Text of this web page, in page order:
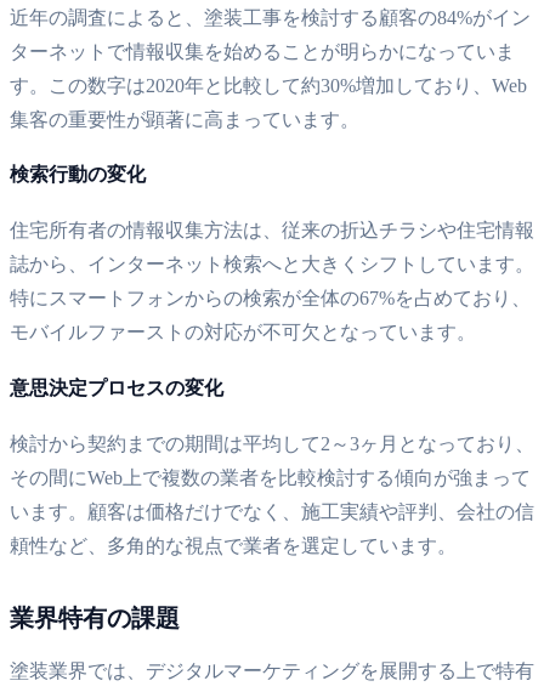
近年の調査によると、塗装工事を検討する顧客の84%がイン
ターネットで情報収集を始めることが明らかになっていま
す。この数字は2020年と比較して約30%増加しており、Web
集客の重要性が顕著に高まっています。
検索行動の変化
住宅所有者の情報収集方法は、従来の折込チラシや住宅情報
誌から、インターネット検索へと大きくシフトしています。
特にスマートフォンからの検索が全体の67%を占めており、
モバイルファーストの対応が不可欠となっています。
意思決定プロセスの変化
検討から契約までの期間は平均して2～3ヶ月となっており、
その間にWeb上で複数の業者を比較検討する傾向が強まって
います。顧客は価格だけでなく、施工実績や評判、会社の信
頼性など、多角的な視点で業者を選定しています。
業界特有の課題
塗装業界では、デジタルマーケティングを展開する上で特有